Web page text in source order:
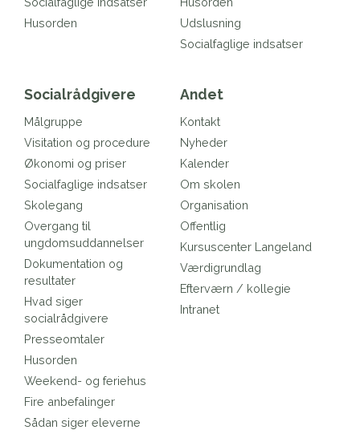
Husorden
Udslusning
Socialfaglige indsatser
Socialrådgivere
Målgruppe
Visitation og procedure
Økonomi og priser
Socialfaglige indsatser
Skolegang
Overgang til
ungdomsuddannelser
Dokumentation og
resultater
Hvad siger
socialrådgivere
Presseomtaler
Husorden
Weekend- og feriehus
Fire anbefalinger
Sådan siger eleverne
Andet
Kontakt
Nyheder
Kalender
Om skolen
Organisation
Offentlig
Kursuscenter Langeland
Værdigrundlag
Efterværn / kollegie
Intranet